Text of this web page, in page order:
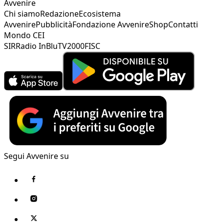
Avvenire
Chi siamoRedazioneEcosistema
AvvenirePubblicitàFondazione AvvenireShopContatti
Mondo CEI
SIRRadio InBluTV2000FISC
Segui Avvenire su